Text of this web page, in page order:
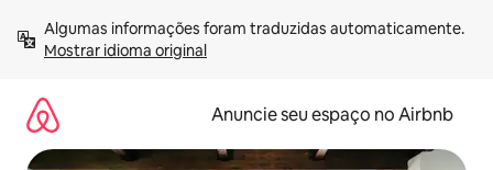
para
Mostrar idioma original
Anuncie seu espaço no Airbnb